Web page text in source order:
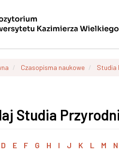
Czasopisma naukowe Studia
Studia
D E F G H I J K L M N